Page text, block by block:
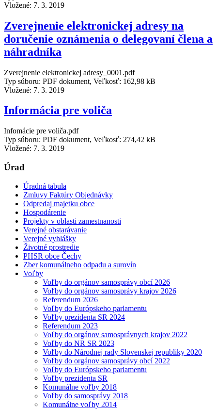
Vložené: 7. 3. 2019
Zverejnenie elektronickej adresy na
doručenie oznámenia o delegovaní člena a
náhradníka
Zverejnenie elektronickej adresy_0001.pdf
Typ súboru: PDF dokument, Veľkosť: 162,98 kB
Vložené: 7. 3. 2019
Informácia pre voliča
Infomácie pre voliča.pdf
Typ súboru: PDF dokument, Veľkosť: 274,42 kB
Vložené: 7. 3. 2019
Úrad
Úradná tabula
Zmluvy Faktúry Objednávky
Odpredaj majetku obce
Hospodárenie
Projekty v oblasti zamestnanosti
Verejné obstarávanie
Verejné vyhlášky
Životné prostredie
PHSR obce Čechy
Zber komunálneho odpadu a surovín
Voľby
Voľby do orgánov samosprávy obcí 2026
Voľby do orgánov samosprávy krajov 2026
Referendum 2026
Voľby do Európskeho parlamentu
Voľby prezidenta SR 2024
Referendum 2023
Voľby do orgánov samosprávnych krajov 2022
Voľby do NR SR 2023
Voľby do Národnej rady Slovenskej republiky 2020
Voľby do orgánov samosprávy obcí 2022
Voľby do Európskeho parlamentu
Voľby prezidenta SR
Komunálne voľby 2018
Voľby do samosprávy 2018
Komunálne voľby 2014